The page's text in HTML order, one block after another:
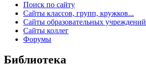
Поиск по сайту
Сайты классов, групп, кружков...
Сайты образовательных учреждений
Сайты коллег
Форумы
Библиотека